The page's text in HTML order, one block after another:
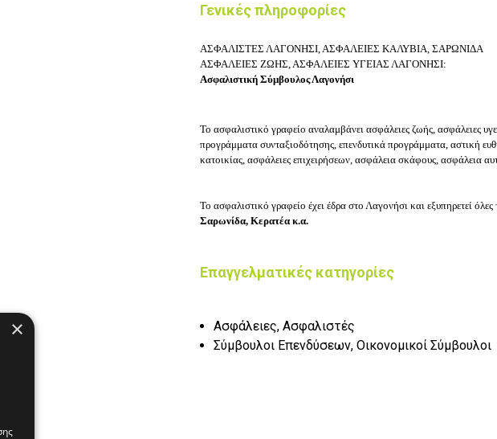
Γενικές πληροφορίες
ΑΣΦΑΛΙΣΤΕΣ ΛΑΓΟΝΗΣΙ, ΑΣΦΑΛΕΙΕΣ ΚΑΛΥΒΙΑ, ΣΑΡΩΝΙΔΑ
ΑΣΦΑΛΕΙΕΣ ΖΩΗΣ, ΑΣΦΑΛΕΙΕΣ ΥΓΕΙΑΣ ΛΑΓΟΝΗΣΙ:
Ασφαλιστική Σύμβουλος Λαγονήσι
Το ασφαλιστικό γραφείο αναλαμβάνει ασφάλειες ζωής, ασφάλειες
προγράμματα συνταξιοδότησης, επενδυτικά προγράμματα, αστική
κατοικίας, ασφάλειες επιχειρήσεων, ασφάλεια σκάφους, ασφάλεια
Το ασφαλιστικό γραφείο έχει έδρα στο Λαγονήσι και εξυπηρετεί όλες
Σαρωνίδα, Κερατέα κ.α.
Επαγγελματικές κατηγορίες
Ασφάλειες, Ασφαλιστές
Σύμβουλοι Επενδύσεων, Οικονομικοί Σύμβουλοι
×